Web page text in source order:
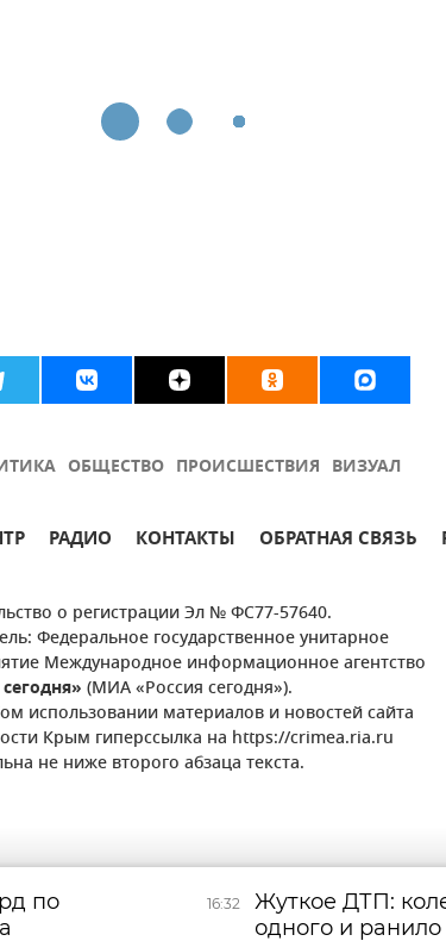
ОБЩЕСТВО ПРОИСШЕСТВИЯ ВИЗУАЛ
РАДИО КОНТАКТЫ ОБРАТНАЯ СВЯЗЬ
о регистрации Эл № ФС77-57640.
Федеральное государственное унитарное
Международное информационное агентство
(МИА «Россия сегодня»).
использовании материалов и новостей сайта
Крым гиперссылка на https://crimea.ria.ru
не ниже второго абзаца текста.
по
16:32
Жуткое ДТП:
одного и ранило